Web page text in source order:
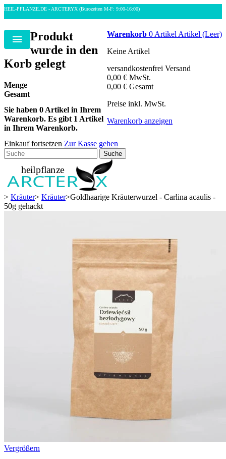
HEIL-PFLANZE.DE - ARCTERYX (Bürozeiten M-F: 9:00-16:00)
Menu
Warenkorb 0 Artikel Artikel (Leer)
Keine Artikel
versandkostenfrei Versand
0,00 € MwSt.
0,00 € Gesamt
Preise inkl. MwSt.
Warenkorb anzeigen
Produkt
wurde in den
Korb gelegt
Menge
Gesamt
Sie haben 0 Artikel in Ihrem
Warenkorb. Es gibt 1 Artikel
in Ihrem Warenkorb.
Einkauf fortsetzen Zur Kasse gehen
Suche
> Kräuter> Kräuter>Goldhaarige Kräuterwurzel - Carlina acaulis -
50g gehackt
Vergrößern